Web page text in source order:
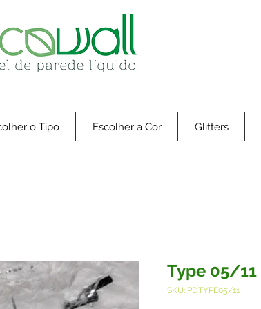
o Tipo Escolher a Cor Glitters
Type 05/11
SKU: PDTYPE05/11